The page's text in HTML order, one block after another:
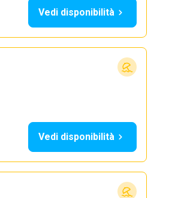
Vedi disponibilità
Vedi disponibilità